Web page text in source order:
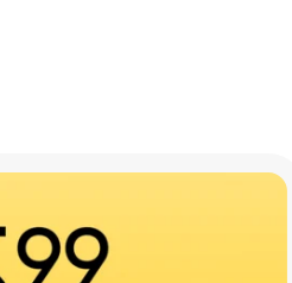
aktivizēšanai vai deaktivizēšanai visā